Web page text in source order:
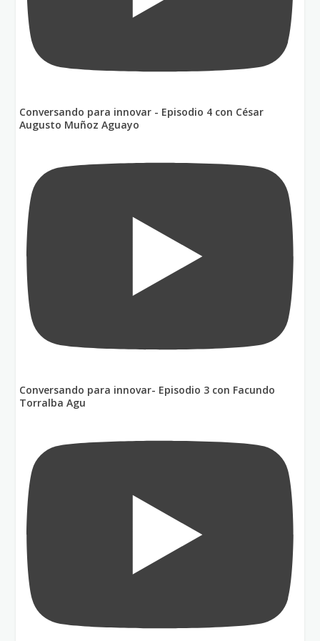
Conversando para innovar - Episodio 4 con César
Augusto Muñoz Aguayo
Conversando para innovar- Episodio 3 con Facundo
Torralba Agu